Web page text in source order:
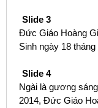
Slide 3
Đức Giáo Hoàng
Sinh ngày 18
Slide 4
Ngài là gương
2014, Đức Giáo